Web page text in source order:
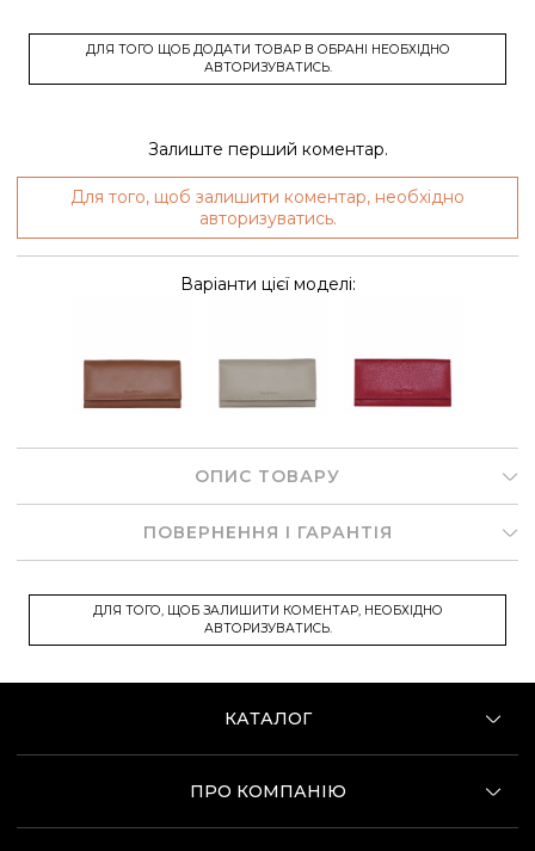
ДЛЯ ТОГО ЩОБ ДОДАТИ ТОВАР В ОБРАНІ НЕОБХІДНО
АВТОРИЗУВАТИСЬ.
Залиште перший коментар.
Для того, щоб залишити коментар, необхідно
авторизуватись.
Варіанти цієї моделі:
ОПИС ТОВАРУ
ПОВЕРНЕННЯ І ГАРАНТІЯ
ДЛЯ ТОГО, ЩОБ ЗАЛИШИТИ КОМЕНТАР, НЕОБХІДНО
АВТОРИЗУВАТИСЬ.
КАТАЛОГ
ПРО КОМПАНІЮ